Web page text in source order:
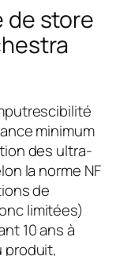
de store
minimum
des ultra-
la norme NF
de
limitées)
10 ans à
produit,